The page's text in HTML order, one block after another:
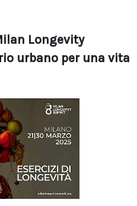
Longevity
urbano per una vita